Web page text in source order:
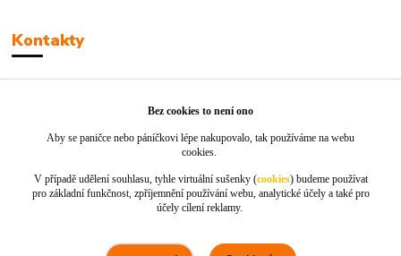
Kontakty
info@jackie-shop.cz
Bez cookies to není ono
Aby se paničce nebo páníčkovi lépe nakupovalo, tak používáme na webu
cookies.
V případě udělení souhlasu, tyhle virtuální sušenky (cookies) budeme používat
pro základní funkčnost, zpříjemnění používání webu, analytické účely a také pro
účely cílení reklamy.